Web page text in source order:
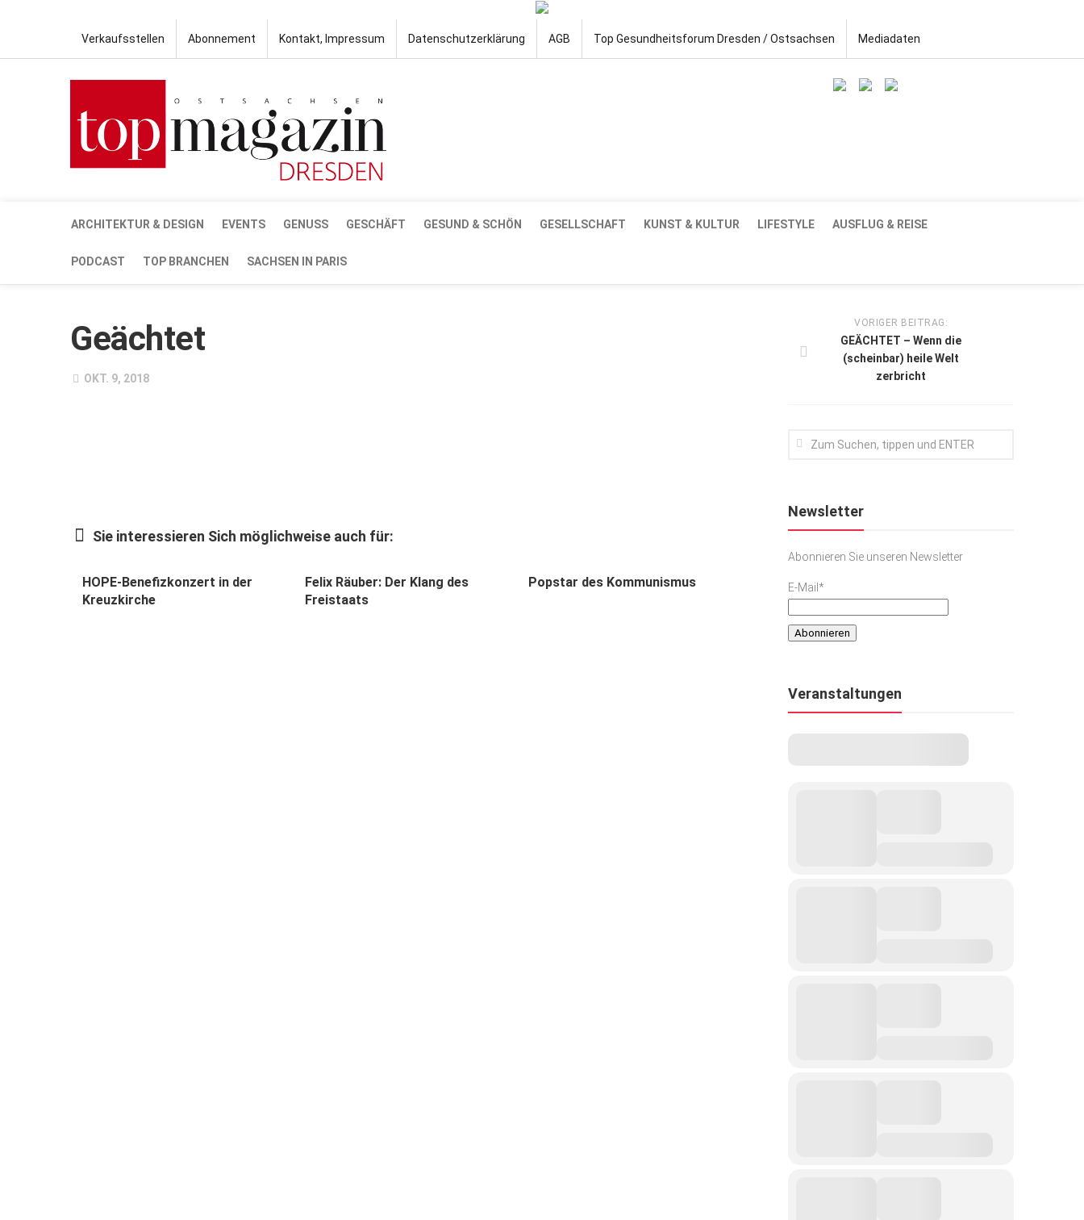
Verkaufsstellen Abonnement Kontakt, Impressum Datenschutzerklärung AGB Top Gesundheitsforum Dresden / Ostsachsen Mediadaten
ARCHITEKTUR & DESIGN EVENTS GENUSS GESCHÄFT GESUND & SCHÖN GESELLSCHAFT KUNST & KULTUR LIFESTYLE AUSFLUG & REISE
PODCAST TOP BRANCHEN SACHSEN IN PARIS
Geächtet
OKT. 9, 2018
Sie interessieren Sich möglichweise auch für:
HOPE-Benefizkonzert in der
Kreuzkirche
Felix Räuber: Der Klang des
Freistaats
Popstar des Kommunismus
VORIGER BEITRAG:
GEÄCHTET – Wenn die
(scheinbar) heile Welt
zerbricht
Newsletter
Abonnieren Sie unseren Newsletter
E-Mail*
Veranstaltungen